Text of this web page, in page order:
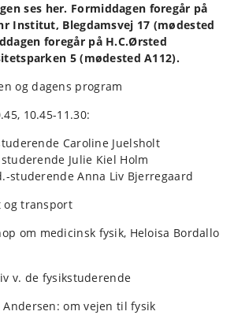
ses her. Formiddagen foregår på
Institut, Blegdamsvej 17 (mødested
foregår på H.C.Ørsted
5 (mødested A112).
og dagens program
10.45-11.30:
Caroline Juelsholt
Julie Kiel Holm
studerende Anna Liv Bjerregaard
og transport
om medicinsk fysik, Heloisa Bordallo
v. de fysikstuderende
Andersen: om vejen til fysik